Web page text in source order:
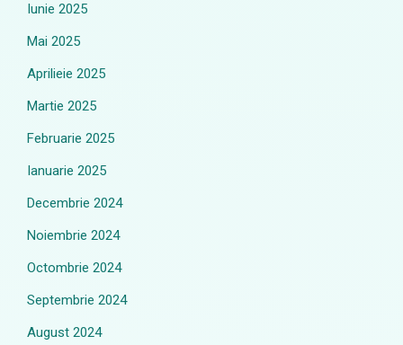
Iunie 2025
Mai 2025
Aprilieie 2025
Martie 2025
Februarie 2025
Ianuarie 2025
Decembrie 2024
Noiembrie 2024
Octombrie 2024
Septembrie 2024
August 2024